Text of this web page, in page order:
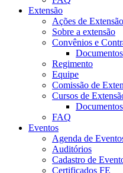
Extensão
Ações de Extensão
Sobre a extensão
Convênios e
Documentos
Regimento
Equipe
Comissão de
Cursos de
Documentos
FAQ
Eventos
Agenda de
Auditórios
Cadastro de
Certificados FE